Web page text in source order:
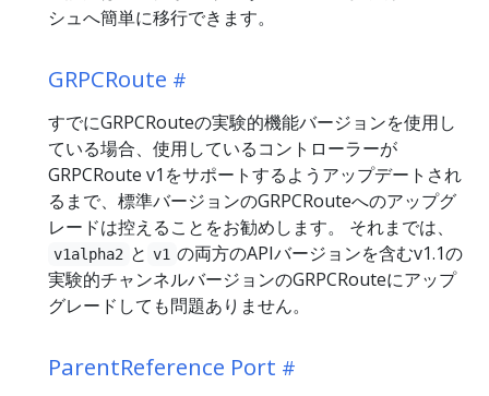
シュへ簡単に移行できます。
GRPCRoute
すでにGRPCRouteの実験的機能バージョンを使用し
ている場合、使用しているコントローラーが
GRPCRoute v1をサポートするようアップデートされ
るまで、標準バージョンのGRPCRouteへのアップグ
レードは控えることをお勧めします。 それまでは、
v1alpha2 と v1 の両方のAPIバージョンを含むv1.1の
実験的チャンネルバージョンのGRPCRouteにアップ
グレードしても問題ありません。
ParentReference Port